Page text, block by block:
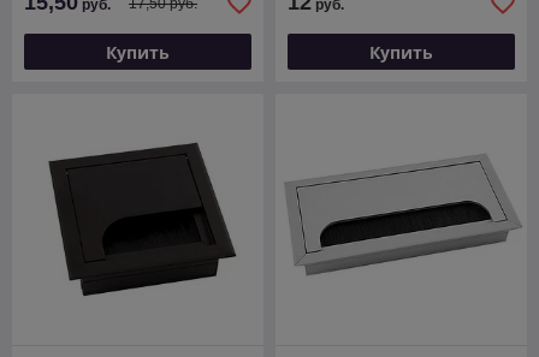
руб.
Купить
руб.
Купить